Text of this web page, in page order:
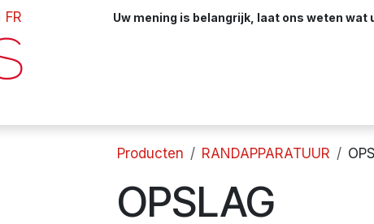
FR Uw mening is belangrijk, laat ons weten wat
Producten RANDAPPARATUUR
OPSLAG